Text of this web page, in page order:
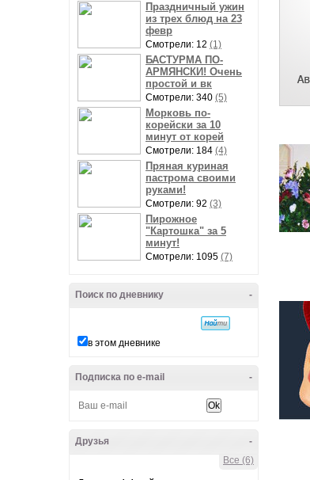
Праздничный ужин
из трех блюд на 23
февр
Смотрели: 12 (1)
БАСТУРМА ПО-
АРМЯНСКИ! Очень
простой и вк
Смотрели: 340 (5)
Морковь по-
корейски за 10
минут от корей
Смотрели: 184 (4)
Пряная куриная
пастрома своими
руками!
Смотрели: 92 (3)
Пирожное
"Картошка" за 5
минут!
Смотрели: 1095 (7)
-
Поиск по дневнику
в этом дневнике
-
Подписка по e-mail
-
Друзья
Все (6)